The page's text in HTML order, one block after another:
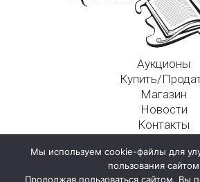
Аукционы
Купить/
Магазин
Новости
Контакты
125009, г. Москва, Никитский
Мы используем cookie-файлы для
пользования
Продолжая пользоваться сайтом, Вы